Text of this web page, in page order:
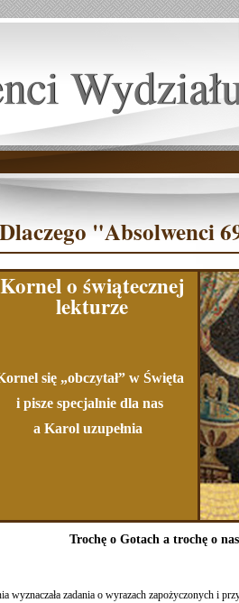
Dlaczego "Absolwenci
Kornel o świątecznej
lekturze
się „obczytał” w Święta
i pisze specjalnie dla nas
a Karol uzupełnia
Trochę o Gotach a trochę o
wyznaczała zadania o wyrazach zapożyczonych i